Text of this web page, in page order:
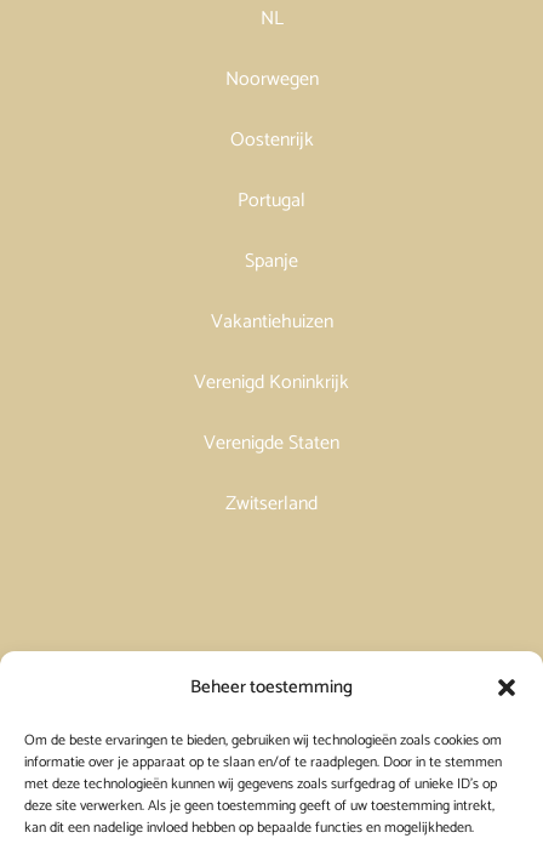
Beheer toestemming
Om de beste ervaringen te bieden, gebruiken wij technologieën zoals cookies om
informatie over je apparaat op te slaan en/of te raadplegen. Door in te stemmen
met deze technologieën kunnen wij gegevens zoals surfgedrag of unieke ID's op
deze site verwerken. Als je geen toestemming geeft of uw toestemming intrekt,
kan dit een nadelige invloed hebben op bepaalde functies en mogelijkheden.
NL
Noorwegen
Oostenrijk
Portugal
Spanje
Vakantiehuizen
Verenigd Koninkrijk
Verenigde Staten
Zwitserland
Vakantiehuis in Frankrijk huren
Vakantiehuis in Griekenland huren